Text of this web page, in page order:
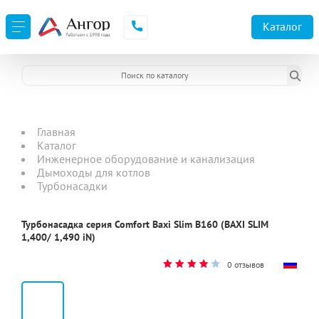
Каталог
Главная
Каталог
Инженерное оборудование и канализация
Дымоходы для котлов
Турбонасадки
Турбонасадка серия Comfort Baxi Slim B160 (BAXI SLIM
1,400/ 1,490 iN)
0 отзывов